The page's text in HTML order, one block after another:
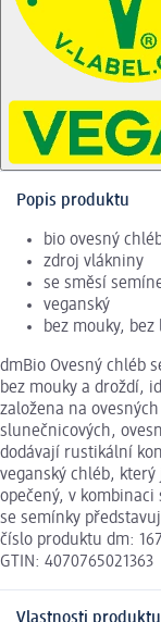
Popis produktu
bio ovesný
zdroj vlákniny
se směsí
veganský
bez mouky, bez
dmBio Ovesný chléb
bez mouky a droždí,
založena na
slunečnicových,
dodávají rustikální
veganský chléb,
opečený, v kombinaci
se semínky
číslo produktu dm:
GTIN: 4070765021363